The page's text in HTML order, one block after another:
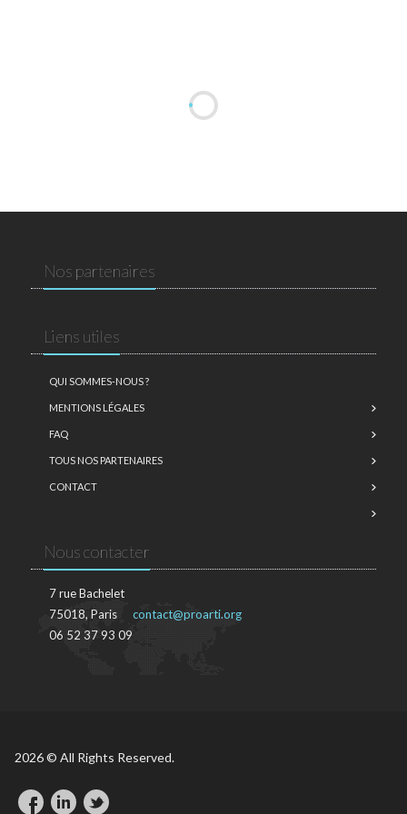
Nos partenaires
Liens utiles
QUI SOMMES-NOUS ?
MENTIONS LÉGALES
FAQ
TOUS NOS PARTENAIRES
CONTACT
Nous contacter
7 rue Bachelet
75018, Paris
06 52 37 93 09
contact@proarti.org
2026 © All Rights Reserved.